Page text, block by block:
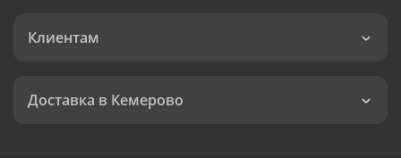
Клиентам
Доставка в Кемерово